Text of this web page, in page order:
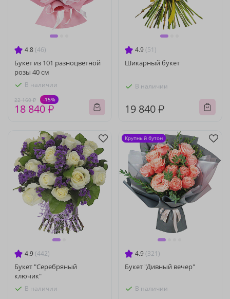
4.8 (46)
Букет из 101 разноцветной
розы 40 см
В наличии
22 160 ₽ -15%
18 840 ₽
4.9 (51)
Шикарный букет
В наличии
19 840 ₽
4.9 (442)
Букет "Серебряный
ключик"
В наличии
4.9 (321)
Букет "Дивный вечер"
В наличии
Крупный бутон